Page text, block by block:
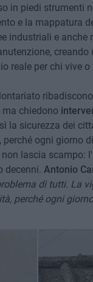
in piedi strumenti
e la mappatura
industriali e anche
creando
reale per chi vive
chiedono
la sicurezza dei
ogni giorno
lascia scampo:
decenni. Antonio
di tutti. La
perché ogni